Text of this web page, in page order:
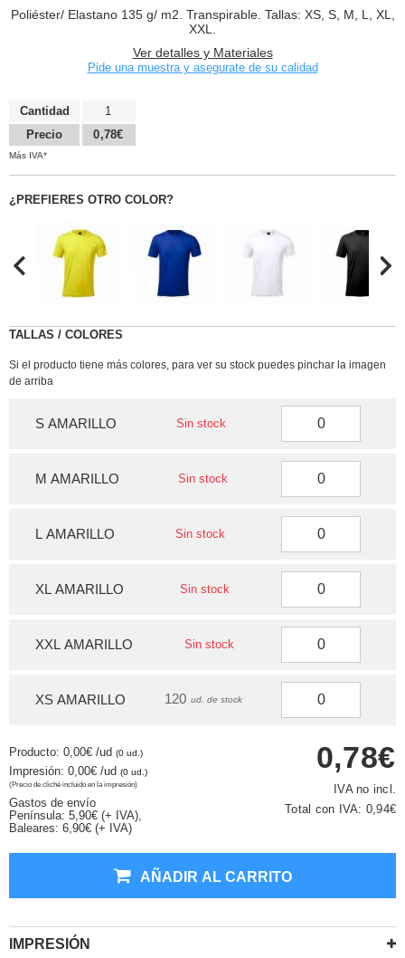
Poliéster/ Elastano 135 g/ m2. Transpirable. Tallas: XS, S, M, L, XL,
XXL.
Ver detalles y Materiales
Pide una muestra y asegurate de su calidad
Cantidad
Precio
1
0,78€
Más IVA*
¿PREFIERES OTRO COLOR?
TALLAS / COLORES
Si el producto tiene más colores, para ver su stock puedes pinchar la imagen
de arriba
S AMARILLO Sin stock
M AMARILLO Sin stock
L AMARILLO Sin stock
XL AMARILLO Sin stock
XXL AMARILLO Sin stock
XS AMARILLO 120 ud. de stock
Producto: 0,00€ /ud (0 ud.)
Impresión: 0,00€ /ud (0 ud.)
(Precio de cliché incluido en la impresión)
Gastos de envío
Península: 5,90€ (+ IVA),
Baleares: 6,90€ (+ IVA)
0,78€
IVA no incl.
Total con IVA: 0,94€
AÑADIR AL CARRITO
IMPRESIÓN